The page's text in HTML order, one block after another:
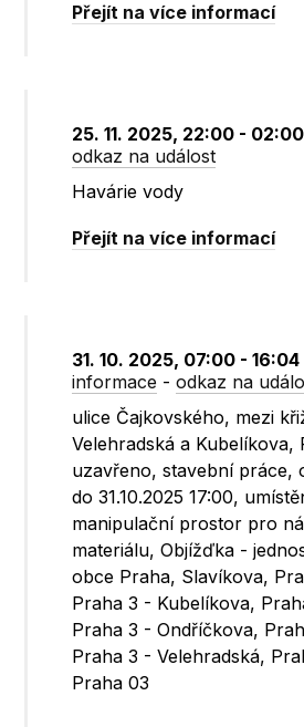
Přejít na více informací
25. 11. 2025, 22:00 - 02:00
odkaz na událost
Havárie vody
Přejít na více informací
31. 10. 2025, 07:00 - 16:04
informace -odkaz na
ulice Čajkovského, mezi
Velehradská a Kubelíkova,
uzavřeno, stavební práce,
do 31.10.2025 17:00,
manipulační prostor pro
materiálu, Objížďka -
obce Praha, Slavíkova,
Praha 3 - Kubelíkova,
Praha 3 - Ondříčkova,
Praha 3 - Velehradská,
Praha 03